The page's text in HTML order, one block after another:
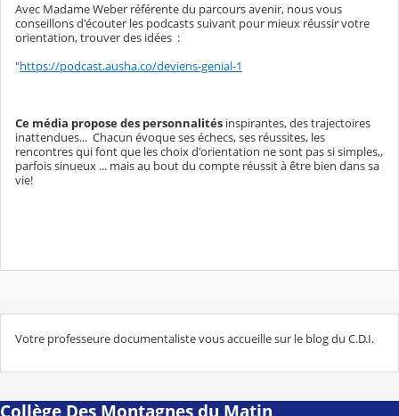
Avec Madame Weber référente du parcours avenir, nous vous
conseillons d'écouter les podcasts suivant pour mieux réussir votre
orientation, trouver des idées :
"https://podcast.ausha.co/deviens-genial-1
Ce média propose des personnalités inspirantes, des trajectoires
inattendues... Chacun évoque ses échecs, ses réussites, les
rencontres qui font que les choix d'orientation ne sont pas si simples,,
parfois sinueux ... mais au bout du compte réussit à être bien dans sa
vie!
Votre professeure documentaliste vous accueille sur le blog du C.D.I.
Collège Des Montagnes du Matin